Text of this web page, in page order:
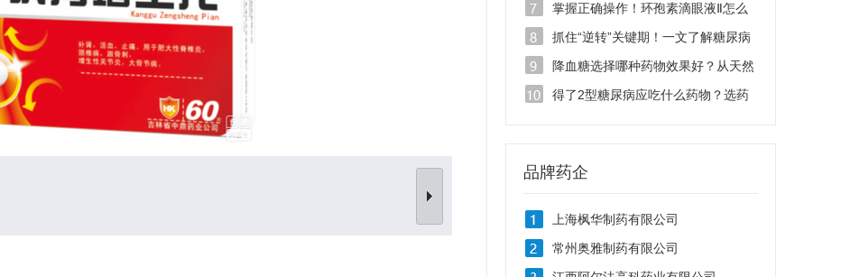
是脏腑失衡
掌握正确操作！环孢素滴眼液Ⅱ怎么
用效果好
抓住“逆转”关键期！一文了解糖尿病
吃什么药能逆转？
降血糖选择哪种药物效果好？从天然
药物看糖尿病治疗新思路
得了2型糖尿病应吃什么药物？选药
品牌药企
上海枫华制药有限公司
常州奥雅制药有限公司